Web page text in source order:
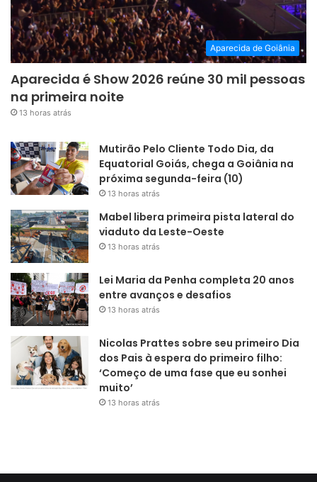
Aparecida de Goiânia
Aparecida é Show 2026 reúne 30 mil pessoas
na primeira noite
13 horas atrás
Mutirão Pelo Cliente Todo Dia, da
Equatorial Goiás, chega a Goiânia na
próxima segunda-feira (10)
13 horas atrás
Mabel libera primeira pista lateral do
viaduto da Leste-Oeste
13 horas atrás
Lei Maria da Penha completa 20 anos
entre avanços e desafios
13 horas atrás
Nicolas Prattes sobre seu primeiro Dia
dos Pais à espera do primeiro filho:
‘Começo de uma fase que eu sonhei
muito’
13 horas atrás